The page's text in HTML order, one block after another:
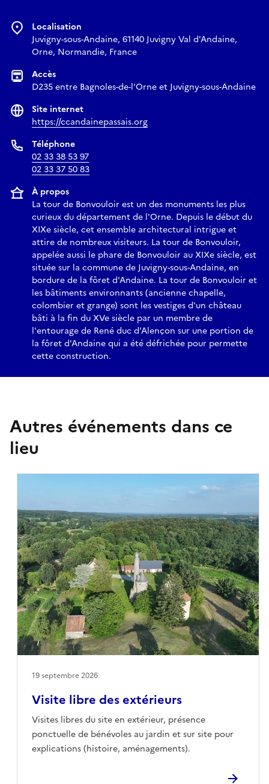
Localisation
Juvigny-sous-Andaine, 61140 Juvigny Val d'Andaine,
Orne, Normandie, France
Accès
D235 entre Bagnoles-de-l'Orne et Juvigny-sous-Andaine
Site internet
https://ccandainepassais.org
Téléphone
02 33 38 53 97
02 33 37 50 83
À propos
La tour de Bonvouloir est un des monuments les plus
curieux du département de l'Orne. Depuis le début du
XIXe siècle, cet ensemble architectural intrigue et
attire de nombreux visiteurs. La tour de Bonvouloir,
appelée aussi le phare de Bonvouloir au XIXe siècle, est
située sur la commune de Juvigny-sous-Andaine, en
bordure de la fôret d'Andaine. La tour de Bonvouloir et
les bâtiments environnants (ancienne chapelle,
colombier et grange) sont les vestiges d'un château
bâti à la fin du XVe siècle par un membre de
l'entourage de René duc d'Alençon sur une portion de
la fôret d'Andaine qui a été défrichée pour permette
cette construction.
Autres événements dans ce
lieu
Visite libre des extérieurs
Visites libres du site en extérieur, présence
ponctuelle de bénévoles au jardin et sur site pour
explications (histoire, aménagements).
19 septembre 2026